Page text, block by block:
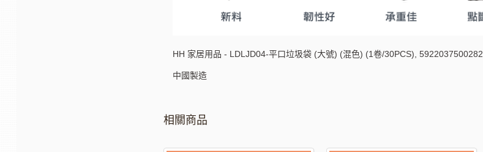
HH 家居用品 - LDLJD04-平口垃圾袋 (大號) (混色) (1卷/30PCS), 5922037500282
中國製造
相關商品